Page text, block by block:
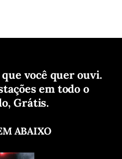
você quer ouvi.
em todo o
Grátis.
ABAIXO